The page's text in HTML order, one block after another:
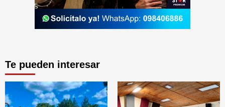
Te pueden interesar